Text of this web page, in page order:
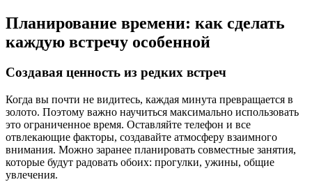
Планирование времени: как сделать
каждую встречу особенной
Создавая ценность из редких встреч
Когда вы почти не видитесь, каждая минута превращается в
золото. Поэтому важно научиться максимально использовать
это ограниченное время. Оставляйте телефон и все
отвлекающие факторы, создавайте атмосферу взаимного
внимания. Можно заранее планировать совместные занятия,
которые будут радовать обоих: прогулки, ужины, общие
увлечения.